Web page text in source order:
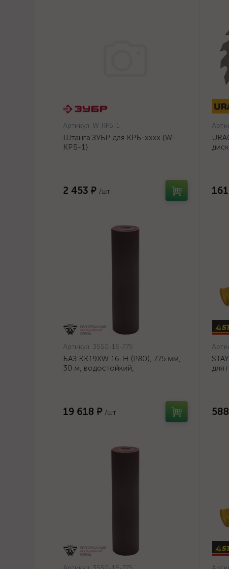
Артикул: W-КРБ-1
Штанга ЗУБР для КРБ-хххх {W-
КРБ-1}
2 453 ₽ /шт
Артикул: 3550-16-775
БАЗ KK19XW 16-H (Р80), 775 мм,
30 м, водостойкий,
19 618 ₽ /шт
для